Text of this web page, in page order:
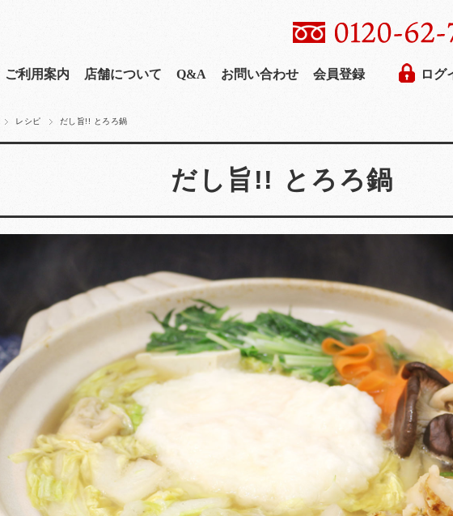
ご利用案内 店舗について Q&A お問い合わせ 会員登録 ログ
レシピ だし旨!! とろろ鍋
だし旨!! とろろ鍋